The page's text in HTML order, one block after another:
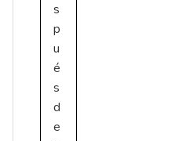
s
p
u
é
s
d
e